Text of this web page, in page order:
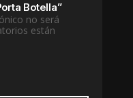
Botella”
no será
están